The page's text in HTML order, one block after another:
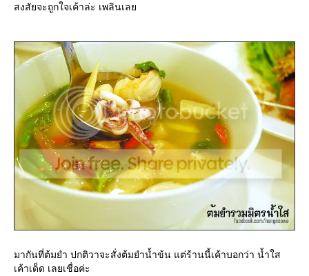
สงสัยจะถูกใจเค้าล่ะ เพลินเล
มากันที่ต้มยำ ปกติวาจะสั่งต้มยำน้ำข้น แต่ร้านนี้เค้าบอกว่า น้ำใส
เค้าเด็ด เลยเชื่อค่ะ